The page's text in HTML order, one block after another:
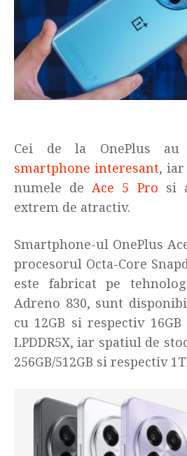
Cei de la OnePlus
smartphone interesant,
numele deAce 5 Pro si
extrem de atractiv.
Smartphone-ul OnePlus
procesorul Octa-Core
este fabricat pe
Adreno 830, sunt
cu 12GB si respectiv
LPDDR5X, iar spatiul de
256GB/512GB si respectiv